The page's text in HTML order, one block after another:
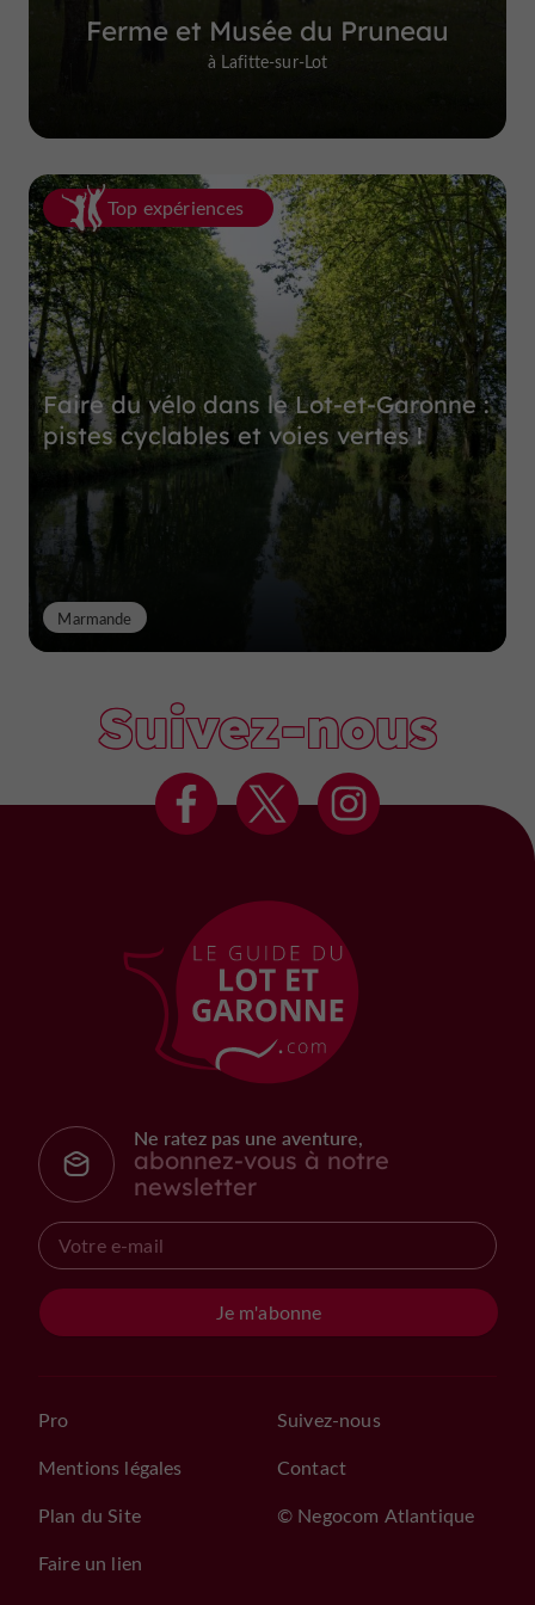
Ferme et Musée du Pruneau
à Lafitte-sur-Lot
Top expériences
Faire du vélo dans le Lot-et-Garonne :
pistes cyclables et voies vertes !
Marmande
Suivez-nous
Ne ratez pas une aventure,
abonnez-vous à notre
newsletter
Je m'abonne
Pro
Mentions légales
Plan du Site
Faire un lien
Suivez-nous
Contact
© Negocom Atlantique